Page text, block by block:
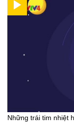
Những trái tim nhiệt